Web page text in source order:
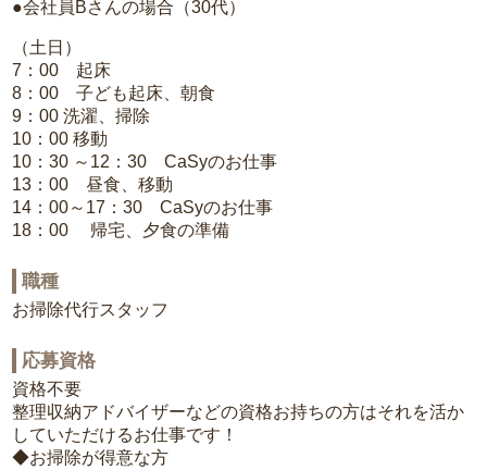
●会社員Bさんの場合（30代）
（土日）
7：00 起床
8：00 子ども起床、朝食
9：00 洗濯、掃除
10：00 移動
10：30 ～12：30 CaSyのお仕事
13：00 昼食、移動
14：00～17：30 CaSyのお仕事
18：00 帰宅、夕食の準備
職種
お掃除代行スタッフ
応募資格
資格不要
整理収納アドバイザーなどの資格お持ちの方はそれを活か
していただけるお仕事です！
◆お掃除が得意な方